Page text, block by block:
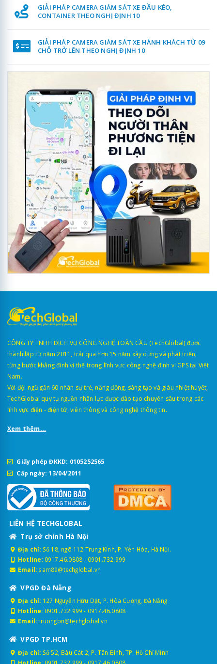
GIẢI PHÁP CAMERA GIÁM SÁT XE ĐẦU KÉO,
CONTAINER THEO NGHỊ ĐỊNH 10
GIẢI PHÁP CAMERA GIÁM SÁT XE HÀNH KHÁCH TỪ 09
CHỖ TRỞ LÊN THEO NGHỊ ĐỊNH 10
CÔNG TY TNHH DỊCH VỤ CÔNG NGHỆ TOÀN CẦU (TechGlobal) được
thành lập từ năm 2011, trải qua hơn 15 năm xây dựng và phát triển,
từng bước khẳng định vị thế trong lĩnh vực công nghệ định vị GPS tại Việt
Nam.
Với đội ngũ gần 60 nhân sự trẻ, năng động, sáng tạo và giàu nhiệt huyết,
TechGlobal quy tụ nguồn nhân lực được đào tạo chuyên sâu trong các
lĩnh vực điện - điện tử, viễn thông và công nghệ thông tin.
Xem thêm...
Giấy phép ĐKKD: 0105252565
Cấp ngày: 13/04/2011
LIÊN HỆ TECHGLOBAL
Trụ sở chính Hà Nội
Địa chỉ: Số 18, ngõ 112 Trung Kính, P. Yên Hòa, Hà Nội.
Hotline: 0917.46.0808- 0901.732.999
Email: sam89@techglobal.vn
VPGD Đà Nẵng
Địa chỉ: 127 Nguyễn Hữu Dật, P. Hòa Cường, Đà Nẵng
Hotline: 0901.732.999 - 0917.46.0808
Email: truongbn@techglobal.vn
VPGD TP.HCM
Địa chỉ: Số 52, Bàu Cát 2, P. Tân Bình, TP. Hồ Chí Minh
Hotline: 0901.732.999 - 0917.46.0808